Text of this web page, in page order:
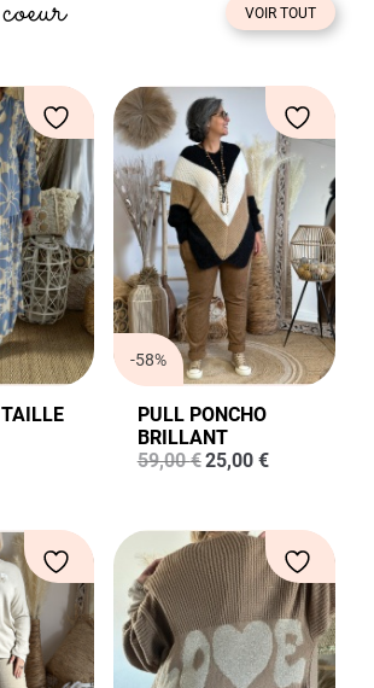
VOIR TOUT
TAILLE
-58%
PULL PONCHO
BRILLANT
59,00€Le
était :
59,00 €.
25,00 €Le
est :
25,00 €.